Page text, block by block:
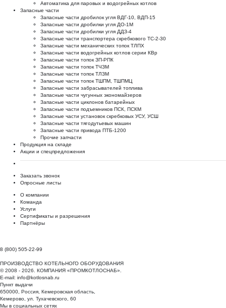
Автоматика для паровых и водогрейных котлов
Запасные части
Запасные части дробилок угля ВДГ-10, ВДП-15
Запасные части дробилки угля ДО-1М
Запасные части дробилки угля ДДЗ-4
Запасные части транспортера скребкового ТС-2-30
Запасные части механических топок ТЛПХ
Запасные части водогрейных котлов серии КВр
Запасные части топок ЗП-РПК
Запасные части топок ТЧЗМ
Запасные части топок ТЛЗМ
Запасные части топок ТШПМ, ТШПМЦ
Запасные части забрасывателей топлива
Запасные части чугунных экономайзеров
Запасные части циклонов батарейных
Запасные части подъемников ПСК, ПСКМ
Запасные части установок скребковых УСУ, УСШ
Запасные части тягодутьевых машин
Запасные части привода ПТБ-1200
Прочие запчасти
Продукция на складе
Акции и спецпредложения
Заказать звонок
Опросные листы
О компании
Команда
Услуги
Сертификаты и разрешения
Партнёры
8 (800) 505-22-99
ПРОИЗВОДСТВО КОТЕЛЬНОГО ОБОРУДОВАНИЯ
© 2008 - 2026. КОМПАНИЯ «ПРОМКОТЛОСНАБ».
E-mail: info@kotlosnab.ru
Пункт выдачи
650000 Россия Кемеровская область
Кемерово ул. Тухачевского, 60
Мы в социальных сетях